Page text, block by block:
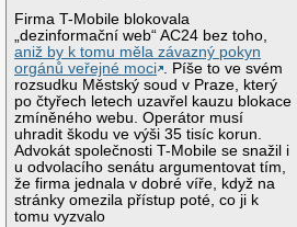
Firma T-Mobile blokovala
„dezinformační web“ AC24 bez toho,
aniž by k tomu měla závazný pokyn
orgánů veřejné moci . Píše to ve svém
rozsudku Městský soud v Praze, který
po čtyřech letech uzavřel kauzu blokace
zmíněného webu. Operátor musí
uhradit škodu ve výši 35 tisíc korun.
Advokát společnosti T-Mobile se snažil i
u odvolacího senátu argumentovat tím,
že firma jednala v dobré víře, když na
stránky omezila přístup poté, co ji k
tomu vyzvalo